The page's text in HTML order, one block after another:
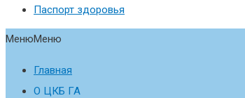
Паспорт здоровья
МенюМеню
Главная
О ЦКБ ГА